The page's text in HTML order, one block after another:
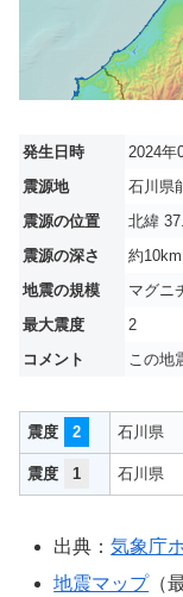
発生日時
2024年
震源地
石川県
震源の位置
北緯
震源の深さ
約10km
地震の規模
マグニ
最大震度
2
コメント
この地
震度 2 石川県
震度 1 石川県
出典：気象庁
地震マップ（